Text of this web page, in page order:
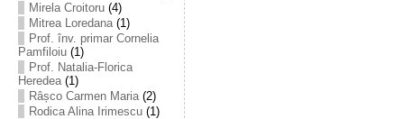
Mirela Croitoru(4)
Mitrea Loredana(1)
Prof. înv. primar Cornelia
Pamfiloiu(1)
Prof. Natalia-Florica
Heredea(1)
Râșco Carmen Maria(2)
Rodica Alina Irimescu(1)